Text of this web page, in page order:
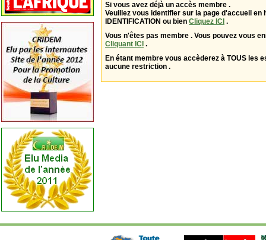
Si vous avez déjà un accès membre .
Veuillez vous identifier sur la page d'accueil en
IDENTIFICATION ou bien Cliquez ICI .
Vous n'êtes pas membre . Vous pouvez vous
Cliquant ICI .
En étant membre vous accèderez à TOUS les
aucune restriction .